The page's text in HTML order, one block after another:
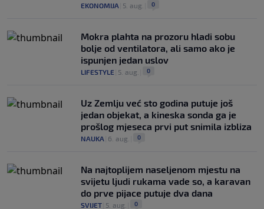
EKONOMIJA 5. aug. 0
Mokra plahta na prozoru hladi sobu
bolje od ventilatora, ali samo ako je
ispunjen jedan uslov
LIFESTYLE 5. aug. 0
Uz Zemlju već sto godina putuje još
jedan objekat, a kineska sonda ga je
prošlog mjeseca prvi put snimila izbliza
NAUKA 6. aug. 0
Na najtoplijem naseljenom mjestu na
svijetu ljudi rukama vade so, a karavan
do prve pijace putuje dva dana
SVIJET 5. aug. 0